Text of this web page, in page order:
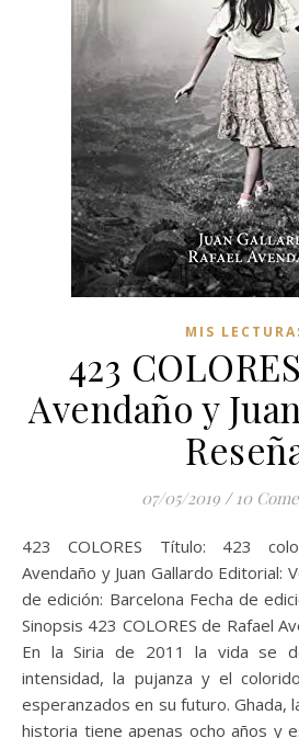
MIS
423
Avendaño y
07/05/2019 / 10
423 COLORES Título: 423 colores Autores: Rafael
Avendaño y Juan Gallardo Editorial:
de edición: Barcelona Fecha de
Sinopsis 423 COLORES de Rafael
En la Siria de 2011 la vida se
intensidad, la pujanza y el
esperanzados en su futuro. Ghada,
historia tiene apenas ocho años y